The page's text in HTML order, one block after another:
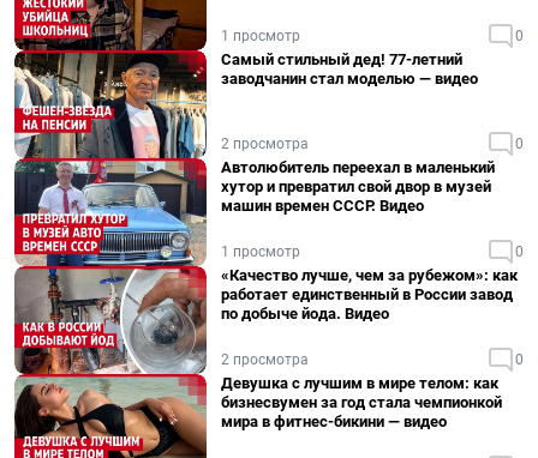
1 просмотр 0
Самый стильный дед! 77-летний
заводчанин стал моделью — видео
2 просмотра 0
Автолюбитель переехал в маленький
хутор и превратил свой двор в музей
машин времен СССР. Видео
1 просмотр 0
«Качество лучше, чем за рубежом»: как
работает единственный в России завод
по добыче йода. Видео
2 просмотра 0
Девушка с лучшим в мире телом: как
бизнесвумен за год стала чемпионкой
мира в фитнес-бикини — видео